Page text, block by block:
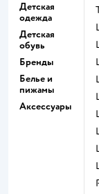
Детская
одежда
Детская
обувь
Бренды
Белье и
пижамы
Аксессуары